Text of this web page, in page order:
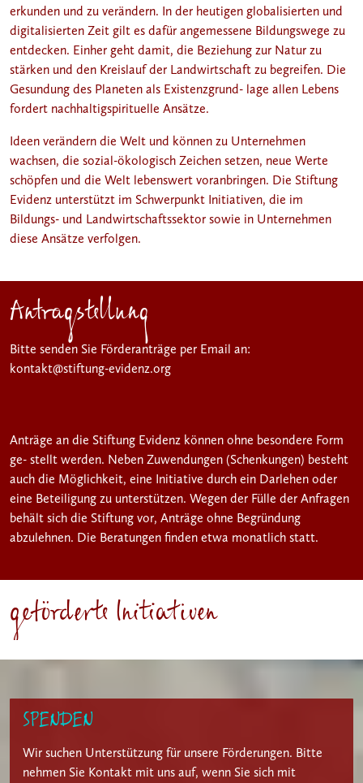
erkunden und zu verändern. In der heutigen globalisierten und
digitalisierten Zeit gilt es dafür angemessene Bildungswege zu
entdecken. Einher geht damit, die Beziehung zur Natur zu
stärken und den Kreislauf der Landwirtschaft zu begreifen. Die
Gesundung des Planeten als Existenzgrund- lage allen Lebens
fordert nachhaltigspirituelle Ansätze.
Ideen verändern die Welt und können zu Unternehmen
wachsen, die sozial-ökologisch Zeichen setzen, neue Werte
schöpfen und die Welt lebenswert voranbringen. Die Stiftung
Evidenz unterstützt im Schwerpunkt Initiativen, die im
Bildungs- und Landwirtschaftssektor sowie in Unternehmen
diese Ansätze verfolgen.
Antragstellung
Bitte senden Sie Förderanträge per Email an:
kontakt@stiftung-evidenz.org
Anträge an die Stiftung Evidenz können ohne besondere Form
ge- stellt werden. Neben Zuwendungen (Schenkungen) besteht
auch die Möglichkeit, eine Initiative durch ein Darlehen oder
eine Beteiligung zu unterstützen. Wegen der Fülle der Anfragen
behält sich die Stiftung vor, Anträge ohne Begründung
abzulehnen. Die Beratungen finden etwa monatlich statt.
geförderte Initiativen
SPENDEN
Wir suchen Unterstützung für unsere Förderungen. Bitte
nehmen Sie Kontakt mit uns auf, wenn Sie sich mit